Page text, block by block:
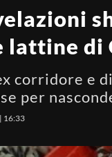
di
corridore e
per
16:33